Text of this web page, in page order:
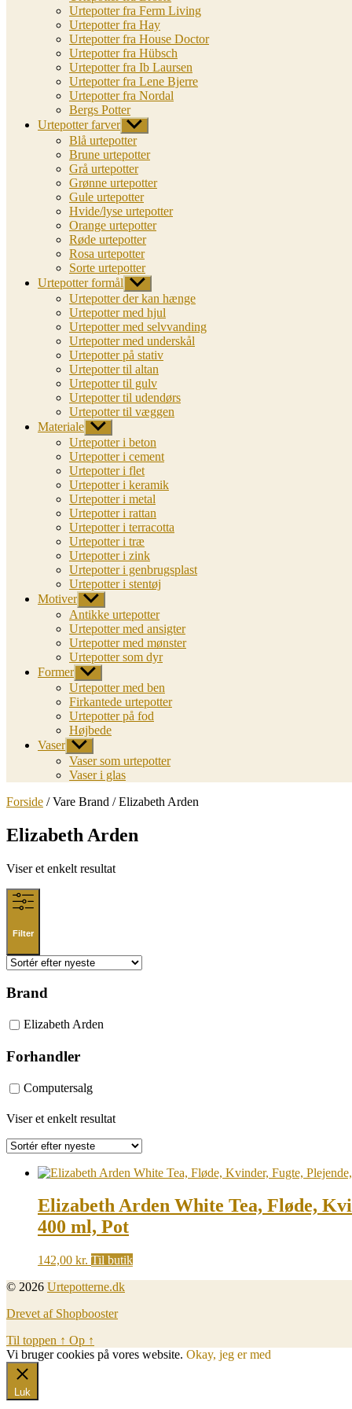
Urtepotter fra Ferm Living
Urtepotter fra Hay
Urtepotter fra House Doctor
Urtepotter fra Hübsch
Urtepotter fra Ib Laursen
Urtepotter fra Lene Bjerre
Urtepotter fra Nordal
Bergs Potter
Urtepotter farver Vis
undermenu
Blå urtepotter
Brune urtepotter
Grå urtepotter
Grønne urtepotter
Gule urtepotter
Hvide/lyse urtepotter
Orange urtepotter
Røde urtepotter
Rosa urtepotter
Sorte urtepotter
Urtepotter formål Vis
undermenu
Urtepotter der kan hænge
Urtepotter med hjul
Urtepotter med selvvanding
Urtepotter med underskål
Urtepotter på stativ
Urtepotter til altan
Urtepotter til gulv
Urtepotter til udendørs
Urtepotter til væggen
Materiale Vis
undermenu
Urtepotter i beton
Urtepotter i cement
Urtepotter i flet
Urtepotter i keramik
Urtepotter i metal
Urtepotter i rattan
Urtepotter i terracotta
Urtepotter i træ
Urtepotter i zink
Urtepotter i genbrugsplast
Urtepotter i stentøj
Motiver Vis
undermenu
Antikke urtepotter
Urtepotter med ansigter
Urtepotter med mønster
Urtepotter som dyr
Former Vis
undermenu
Urtepotter med ben
Firkantede urtepotter
Urtepotter på fod
Højbede
Vaser Vis
undermenu
Vaser som urtepotter
Vaser i glas
Forside / Vare Brand / Elizabeth Arden
Elizabeth Arden
Viser et enkelt resultat
Filter
Brand
Elizabeth Arden
Forhandler
Computersalg
Viser et enkelt resultat
Elizabeth Arden White Tea, Fløde,
400 ml, Pot
142,00 kr. Til butik
© 2026 Urtepotterne.dk
Drevet af Shopbooster
Til toppen ↑ Op ↑
Vi bruger cookies på vores website. Okay, jeg er med
Luk